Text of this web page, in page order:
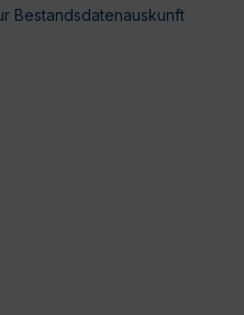
Bestandsdatenauskunft